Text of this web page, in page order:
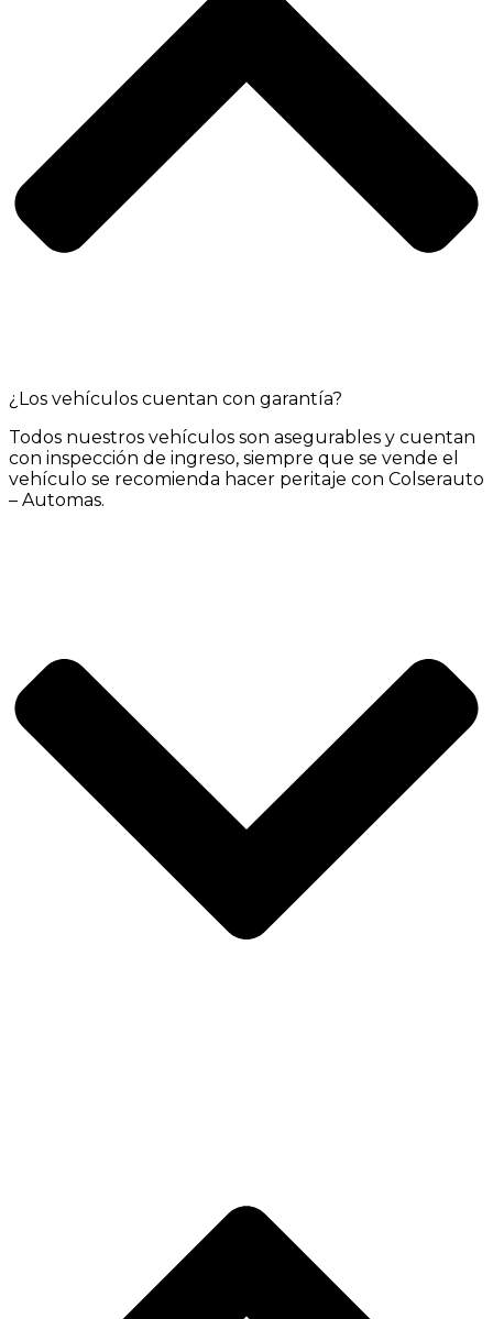
¿Los vehículos cuentan con garantía?
Todos nuestros vehículos son asegurables y cuentan
con inspección de ingreso, siempre que se vende el
vehículo se recomienda hacer peritaje con Colserauto
– Automas.